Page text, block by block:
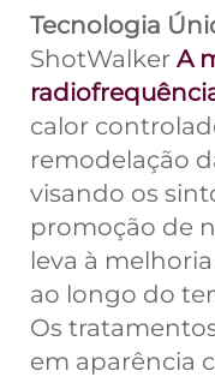
Tecnologia
ShotWalker A
calor
remodelação
visando os
promoção de
leva à
ao longo do
Os
em aparência